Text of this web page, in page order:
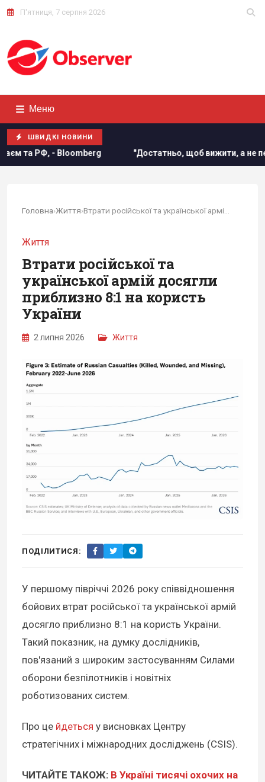
П'ятниця, 7 серпня 2026
Меню
ШВИДКІ НОВИНИ
"Достатньо, щоб вижити, а не перемогти": ексчиновниця
Головна›Життя›
Життя
Втрати російської та
української армій досягли
приблизно 8:1 на користь
України
2 липня 2026 Життя
ПОДІЛИТИСЯ:
У першому півріччі 2026 року співвідношення
бойових втрат російської та української армій
досягло приблизно 8:1 на користь України.
Такий показник, на думку дослідників,
пов'язаний з широким застосуванням Силами
оборони безпілотників і новітніх
роботизованих систем.
Про це йдеться у висновках Центру
стратегічних і міжнародних досліджень (CSIS).
ЧИТАЙТЕ ТАКОЖ: В Україні тисячі охочих на